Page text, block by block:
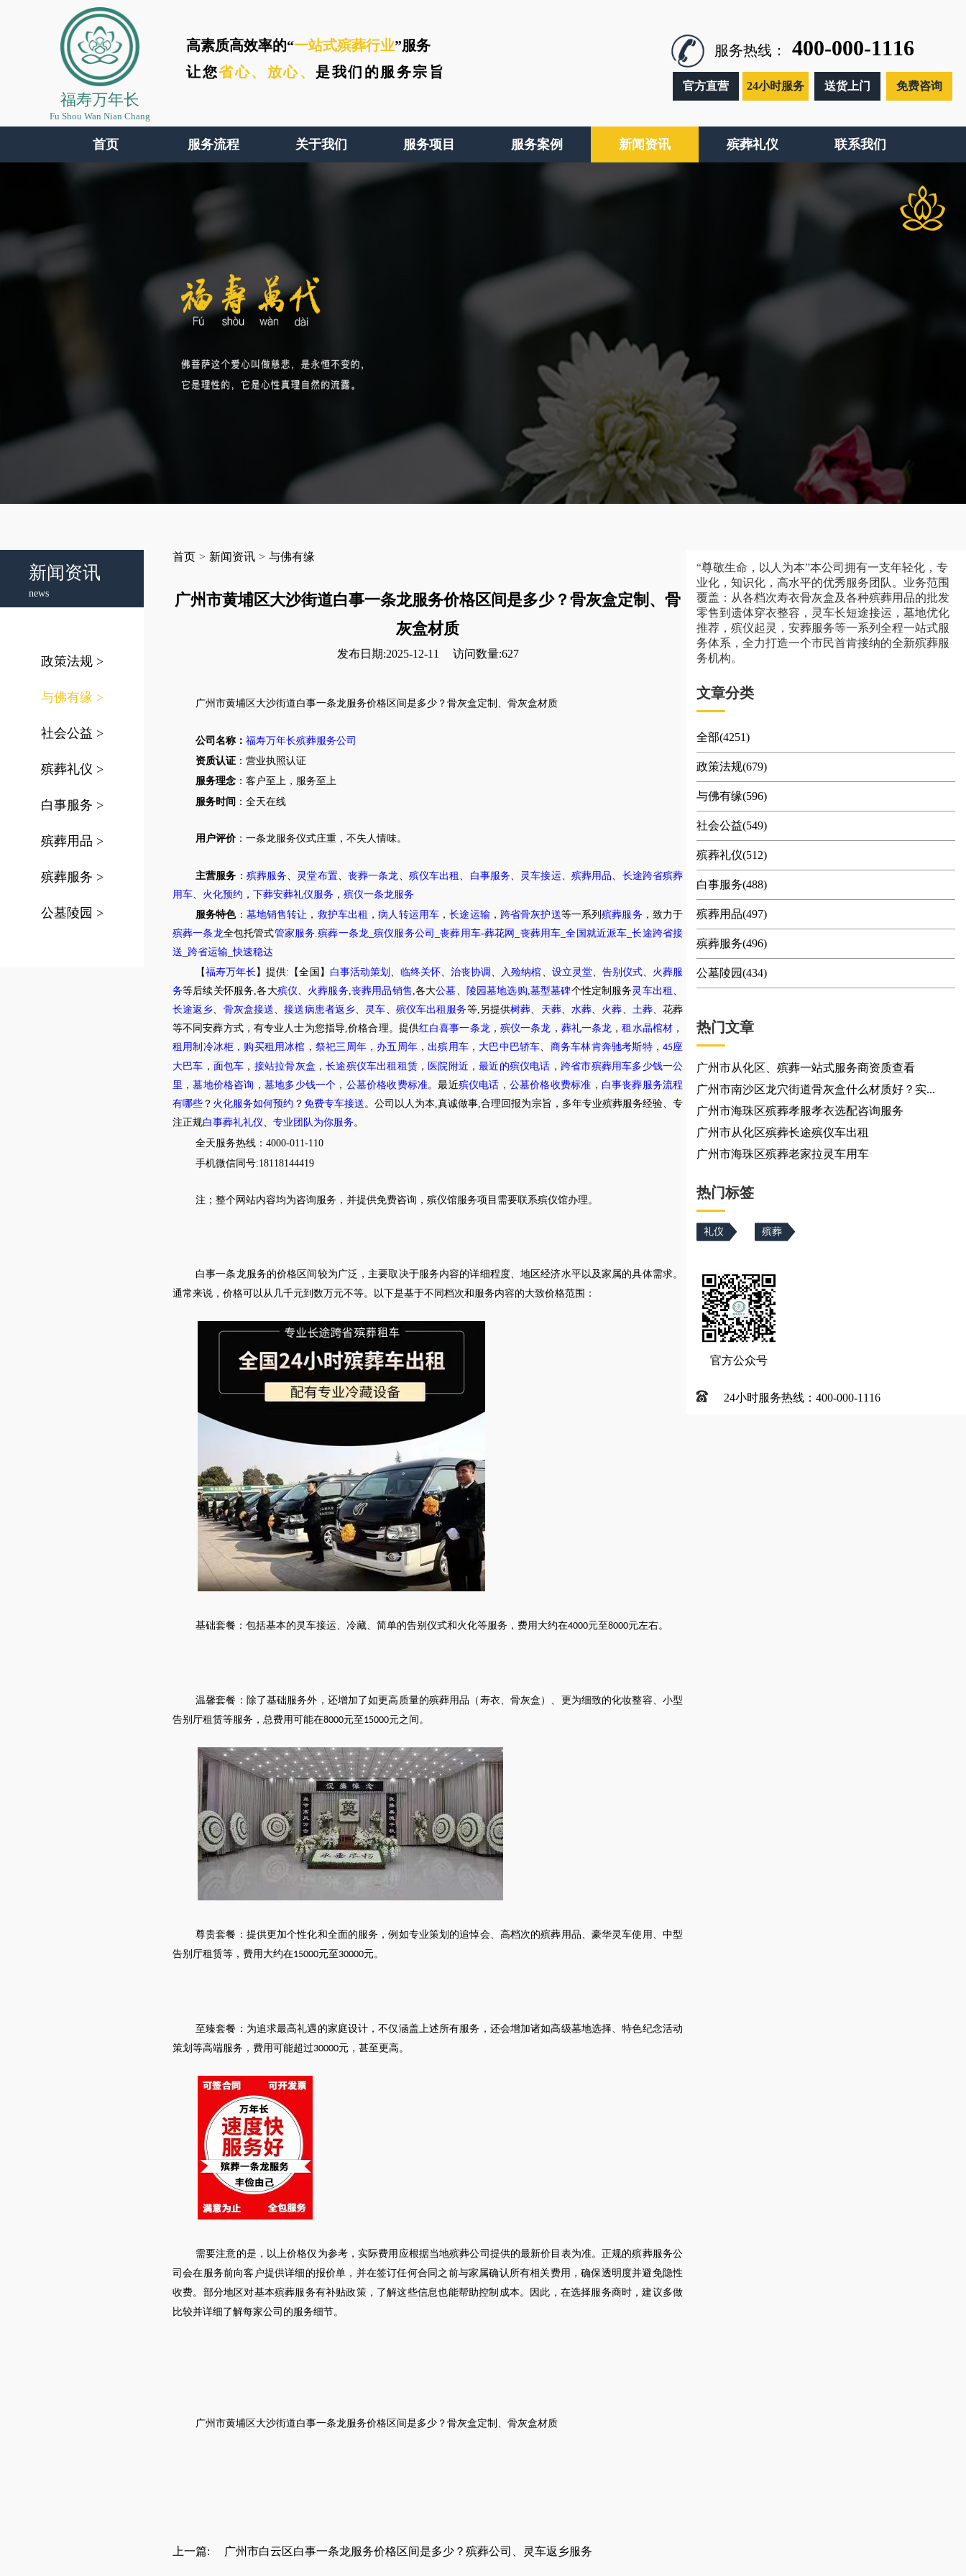
福寿万年长
Fu Shou Wan Nian Chang
高素质高效率的“一站式殡葬行业”服务
让您省心、 放心、 是我们的服务宗旨
服务热线： 400-000-1116
官方直营 24小时服务 送货上门 免费咨询
首页 服务流程 关于我们 服务项目 服务案例 新闻资讯 殡葬礼仪 联系我们
新闻资讯
news
政策法规 >
与佛有缘 >
社会公益 >
殡葬礼仪 >
白事服务 >
殡葬用品 >
殡葬服务 >
公墓陵园 >
首页 > 新闻资讯 > 与佛有缘
广州市黄埔区大沙街道白事一条龙服务价格区间是多少？骨灰盒定制、骨
灰盒材质
发布日期:2025-12-11 访问数量:627
广州市黄埔区大沙街道白事一条龙服务价格区间是多少？ 骨灰盒定制、 骨灰盒材质
公司名称： 福寿万年长殡葬服务公司
资质认证 ：营业执照认证
服务理念 ：客户至上，服务至上
服务时间 ：全天在线
用户评价： 一条龙服务仪式庄重，不失人情味。
主营服务 ： 殡葬服务 灵堂布置、 丧葬一条龙 殡仪车出租 白事服务 灵车接运 殡葬用品
长途跨省殡葬
用车
火化预约 ， 下葬安葬礼仪服务 ， 殡仪一条龙服务
服务特色： 墓地销售转让 ， 救护车出租 ，病人转运用车 ，长途运输， 跨省骨灰护送等一系列殡葬服务 ，致力于
殡葬一条龙全包托管式管家服务 .殡葬一条龙 _殡仪服务公司 _丧葬用车-葬花网 丧葬用车 _全国就近派车 _长途跨省接
送 跨省运输 _快速稳达
【福寿万年长 】提供:【全国】 白事活动策划 临终关怀 、治丧协调 入殓纳棺 设立灵堂、 告别仪式、 火葬服
务等后续关怀服务,各大殡仪 火葬服务 丧葬用品销售 ,各大公墓 陵园墓地选购 墓型墓碑个性定制服务 灵车出租
长途返乡
骨灰盒接送 、接送病患者返乡 灵车 殡仪车出租服务等,另提供树葬 天葬、 水葬 火葬 土葬、花葬
等不同安葬方式，有专业人士为您指导,价格合理。提供红白喜事一条龙 ， 殡仪一条龙 ， 葬礼一条龙 ，租水晶棺材 ，
租用制冷冰柜 ， 购买租用冰棺 ， 祭祀三周年， 办五周年，出殡用车 ， 大巴中巴轿车 商务车林肯奔驰考斯特， 45座
大巴车 ， 面包车 ， 接站拉骨灰盒 ，长途殡仪车出租租赁， 医院附近 ，最近的殡仪电话 ， 跨省市殡葬用车多少钱一公
里 ，墓地价格咨询 ， 墓地多少钱一个 ， 公墓价格收费标准。最近殡仪电话 ， 公墓价格收费标准 ， 白事丧葬服务流程
有哪些 ？ 火化服务如何预约 ？ 免费专车接送 。公司以人为本,真诚做事,合理回报为宗旨，多年专业殡葬服务经验、专
注正规白事葬礼礼仪 专业团队为你服务 。
全天服务热线 ：4000-011-110
手机微信同号:18118144419
注； 整个网站内容均为咨询服务，并提供免费咨询，殡仪馆服务项目需要联系殡仪馆办理 。
白事一条龙服务的价格区间较为广泛，主要取决于服务内容的详细程度、地区经济水平以及家属的具体需求。
通常来说，价格可以从几千元到数万元不等。以下是基于不同档次和服务内容的大致价格范围：
基础套餐：包括基本的 灵车接运 、冷藏、简单的告别仪式和火化等服务，费用大约在4000元至8000元左右。
温馨套餐：除了基础服务外，还增加了如更高质量的殡葬用品（寿衣、骨灰盒）、更为细致的化妆整容、小型
告别厅租赁等服务，总费用可能在8000元至 15000元之间。
尊贵套餐：提供更加个性化和全面的服务，例如专业策划的追悼会、高档次的殡葬用品、豪华灵车使用、中型
告别厅租赁等，费用大约在15000元至 30000元。
至臻套餐：为追求最高礼遇的家庭设计，不仅涵盖上述所有服务，还会增加诸如高级墓地选择、特色纪念活动
策划等高端服务，费用可能超过30000元，甚至更高。
需要注意的是，以上价格仅为参考，实际费用应根据当地殡葬公司提供的最新价目表为准。正规的殡葬服务公
司会在服务前向客户提供详细的报价单，并在签订任何合同之前与家属确认所有相关费用，确保透明度并避免隐性
收费。部分地区对基本殡葬服务有补贴政策，了解这些信息也能帮助控制成本。因此，在选择服务商时，建议多做
比较并详细了解每家公司的服务细节。
广州市黄埔区大沙街道白事一条龙服务价格 区间是多少？ 骨灰盒定制 骨灰盒材质
上一篇: 广州市白云区白事一条龙服务价格区间是多少？殡葬公司、灵车返乡服务
“尊敬生命，以人为本”本公司拥有一支年轻化，专
业化，知识化，高水平的优秀服务团队。业务范围
覆盖：从各档次寿衣骨灰盒及各种殡葬用品的批发
零售到遗体穿衣整容，灵车长短途接运，墓地优化
推荐，殡仪起灵，安葬服务等一系列全程一站式服
务体系，全力打造一个市民首肯接纳的全新殡葬服
务机构。
文章分类
全部(4251)
政策法规(679)
与佛有缘(596)
社会公益(549)
殡葬礼仪(512)
白事服务(488)
殡葬用品(497)
殡葬服务(496)
公墓陵园(434)
热门文章
广州市从化区、殡葬一站式服务商资质查看
广州市南沙区龙穴街道骨灰盒什么材质好？实...
广州市海珠区殡葬孝服孝衣选配咨询服务
广州市从化区殡葬长途殡仪车出租
广州市海珠区殡葬老家拉灵车用车
热门标签
礼仪 殡葬
官方公众号
24小时服务热线：400-000-1116